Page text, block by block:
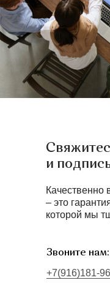
и
Качественно
– это
которой мы
+7(916)181-
Звоните нам: